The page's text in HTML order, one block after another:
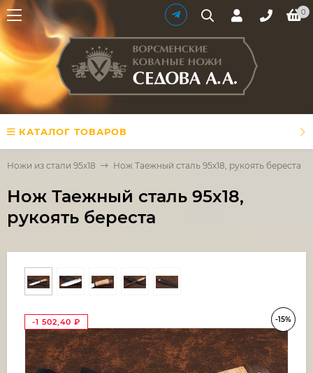
0
КАТАЛОГ ТОВАРОВ
Ножи из стали 95х18 Нож Таежный сталь 95х18, рукоять береста
Нож Таежный сталь 95х18,
рукоять береста
-15%
-1 502,40 ₽